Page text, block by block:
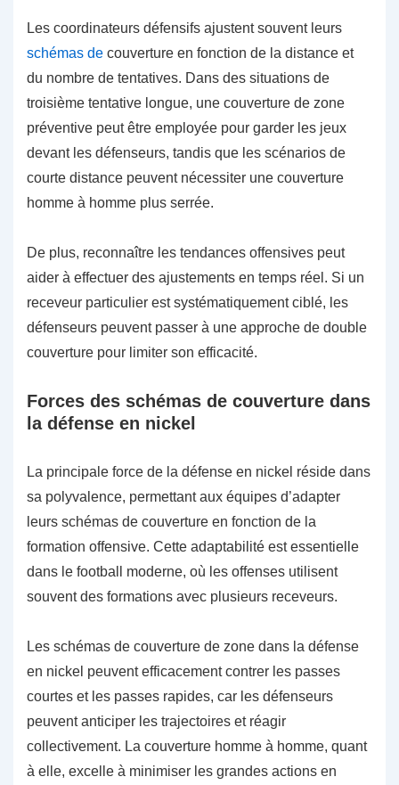
Les coordinateurs défensifs ajustent souvent leurs
schémas de couverture en fonction de la distance et
du nombre de tentatives. Dans des situations de
troisième tentative longue, une couverture de zone
préventive peut être employée pour garder les jeux
devant les défenseurs, tandis que les scénarios de
courte distance peuvent nécessiter une couverture
homme à homme plus serrée.
De plus, reconnaître les tendances offensives peut
aider à effectuer des ajustements en temps réel. Si un
receveur particulier est systématiquement ciblé, les
défenseurs peuvent passer à une approche de double
couverture pour limiter son efficacité.
Forces des schémas de couverture dans
la défense en nickel
La principale force de la défense en nickel réside dans
sa polyvalence, permettant aux équipes d’adapter
leurs schémas de couverture en fonction de la
formation offensive. Cette adaptabilité est essentielle
dans le football moderne, où les offenses utilisent
souvent des formations avec plusieurs receveurs.
Les schémas de couverture de zone dans la défense
en nickel peuvent efficacement contrer les passes
courtes et les passes rapides, car les défenseurs
peuvent anticiper les trajectoires et réagir
collectivement. La couverture homme à homme, quant
à elle, excelle à minimiser les grandes actions en